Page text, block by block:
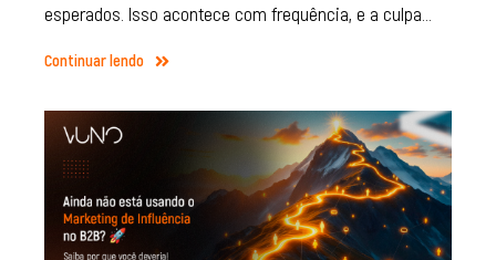
esperados. Isso acontece com frequência, e a culpa…
Continuar lendo